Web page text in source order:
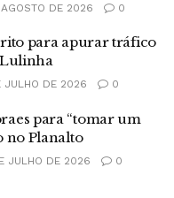
DE 2026 0
para apurar tráfico
JULHO DE 2026 0
para “tomar um
no Planalto
JULHO DE 2026 0